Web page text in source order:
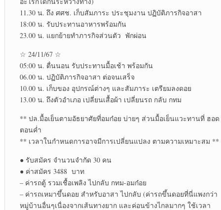
11.30 น. ถึง ศศช. เก็บสัมภาระ​ ประชุมงาน ปฏิบัติ​ภารกิจ​อาสา
18:00 น. รับประทานอาหารพร้อมกัน
23.00 น. แยกย้ายทำภารกิจส่วนตัว พักผ่อน
☆ 24/11/67 ☆
05:00 น. ตื่นนอน รับประทาน​มื้อเช้า พร้อมกัน
06.00 น. ปฏิบัติ​ภารกิจ​อาสา ต่อจนเสร็จ​
10.00 น. เก็บของ อุปกรณ์​ต่างๆ และสัมภาระ​ เตรียมลงดอย
13.00 น. ถึงตัวอำเภอ เปลี่ยนเสื้อผ้า เปลี่ยนรถ กลับ กทม
** ปล.มื้อเย็นตามอัธยาศัย​ที่อมก๋อย​ บ่ายๆ ส่วนมื้อเย็นแวะทานที่ ฮอด
ตอนค่ำ
** เวลาในกำหนดการอาจมีการเปลี่ยนแปลง ตามความเหมาะสม **
● รับสมัคร จำนวนจำกัด 30 คน
● ค่าสมัคร 3488 บาท
– ค่ารถตู้ รวมเชื้อเพลิง ไปกลับ กทม-อมก๋อย​
– ค่ารถเหมาขึ้นดอย สำหรับอาสา ไปกลับ (ค่ารถขึ้นดอยที่นี่แพงกว่า
หมู่บ้าน​อื่นๆเนื่องจากเส้นทางยาก และค่อนข้าง​ไกลมากๆ ใช้เวลา